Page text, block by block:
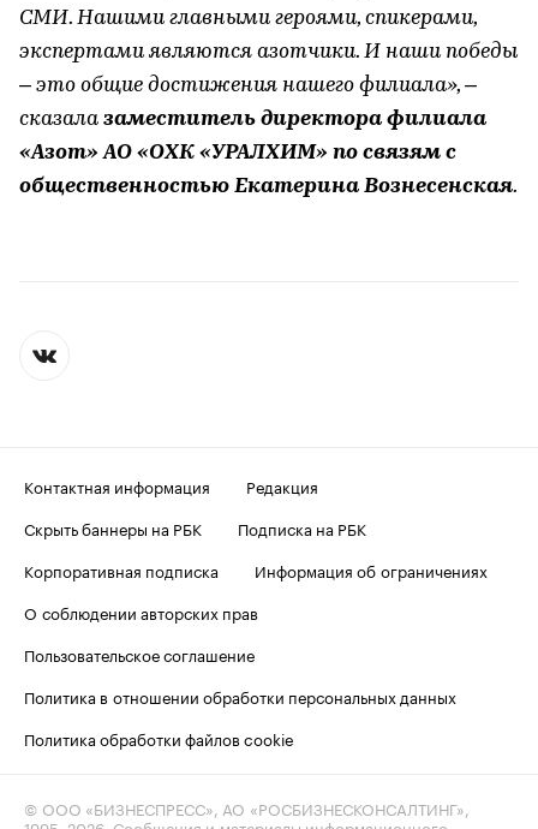
СМИ. Нашими главными героями, спикерами,
экспертами являются азотчики. И наши победы
– это общие достижения нашего филиала», –
сказала заместитель директора филиала
«Азот» АО «ОХК «УРАЛХИМ» по связям с
общественностью Екатерина Вознесенская.
Контактная информация
Редакция
Скрыть баннеры на РБК
Подписка на РБК
Корпоративная подписка
Информация об ограничениях
О соблюдении авторских прав
Пользовательское соглашение
Политика в отношении обработки персональных данных
Политика обработки файлов cookie
© ООО «БИЗНЕСПРЕСС», АО «РОСБИЗНЕСКОНСАЛТИНГ»,